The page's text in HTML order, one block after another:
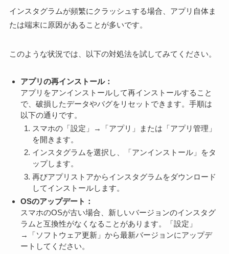
インスタグラムが頻繁にクラッシュする場合、アプリ自体ま
たは端末に原因があることが多いです。
このような状況では、以下の対処法を試してみてください。
アプリの再インストール：
アプリをアンインストールして再インストールすること
で、破損したデータやバグをリセットできます。手順は
以下の通りです。
スマホの「設定」→「アプリ」または「アプリ管理」
を開きます。
インスタグラムを選択し、「アンインストール」をタ
ップします。
再びアプリストアからインスタグラムをダウンロード
してインストールします。
OSのアップデート：
スマホのOSが古い場合、新しいバージョンのインスタグ
ラムと互換性がなくなることがあります。「設定」
→「ソフトウェア更新」から最新バージョンにアップデ
ートしてください。